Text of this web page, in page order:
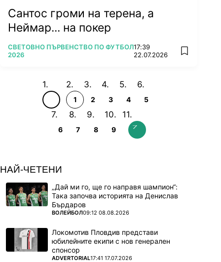
Сантос громи на терена, а
Неймар... на покер
ПОВЕЧЕ ОТ
СВЕТОВНО ПЪРВЕНСТВО ПО ФУТБОЛ
2026
17:39
22.07.2026
add
1 2 3 4 5
6 7 8 9
НАЙ-ЧЕТЕНИ
„Дай ми го, ще го направя шампион“:
Така започва историята на Денислав
Бърдаров
ПОВЕЧЕ ОТ
ВОЛЕЙБОЛ09:12 08.08.2026
Локомотив Пловдив представи
юбилейните екипи с нов генерален
спонсор
ПОВЕЧЕ ОТ
ADVERTORIAL17:41 17.07.2026